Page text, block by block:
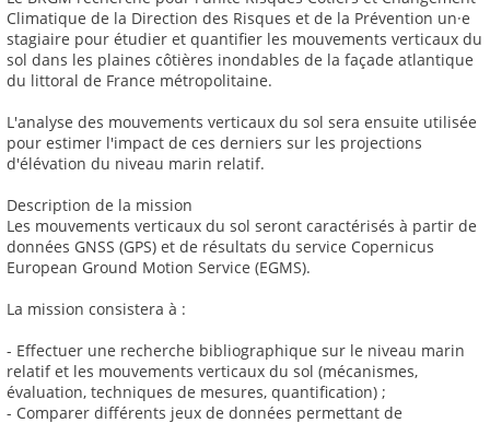
Climatique de la Direction des Risques et de la Prévention un·e
stagiaire pour étudier et quantifier les mouvements verticaux du
sol dans les plaines côtières inondables de la façade atlantique
du littoral de France métropolitaine.
L'analyse des mouvements verticaux du sol sera ensuite utilisée
pour estimer l'impact de ces derniers sur les projections
d'élévation du niveau marin relatif.
Description de la mission
Les mouvements verticaux du sol seront caractérisés à partir de
données GNSS (GPS) et de résultats du service Copernicus
European Ground Motion Service (EGMS).
La mission consistera à :
- Effectuer une recherche bibliographique sur le niveau marin
relatif et les mouvements verticaux du sol (mécanismes,
évaluation, techniques de mesures, quantification) ;
- Comparer différents jeux de données permettant de